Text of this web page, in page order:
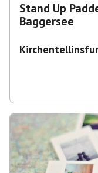
Stand Up
Baggersee